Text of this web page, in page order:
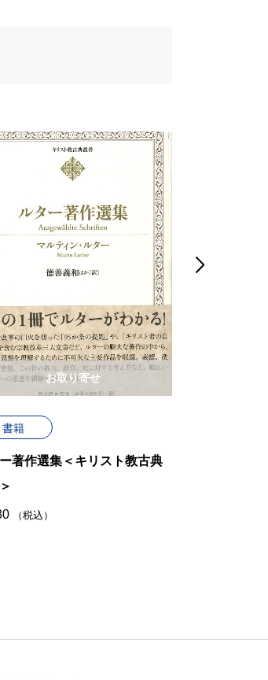
書籍
著作選集＜キリスト教古典
（税込）
お取り寄せ
